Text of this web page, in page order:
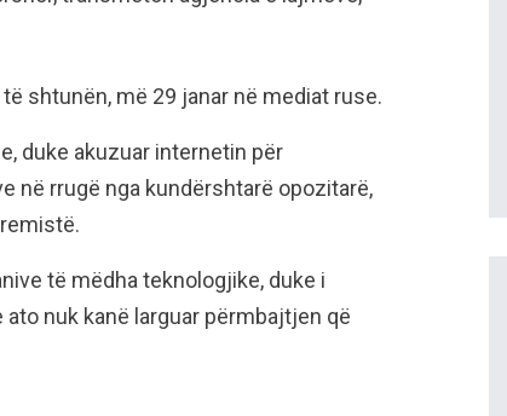
shtunën, më 29 janar në mediat ruse.
duke akuzuar internetin për
në rrugë nga kundërshtarë opozitarë,
të mëdha teknologjike, duke i
nuk kanë larguar përmbajtjen që